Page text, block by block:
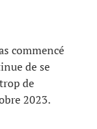
commencé
de se
de
2023.